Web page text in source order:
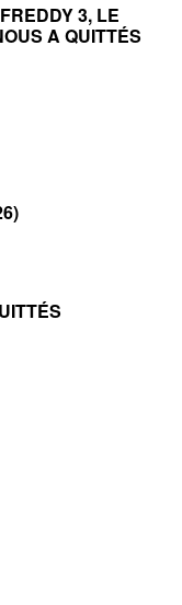
3, LE
A QUITTÉS